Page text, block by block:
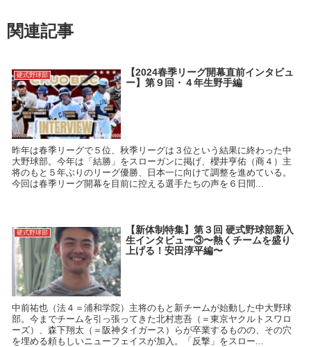
関連記事
硬式野球部
【2024春季リーグ開幕直前インタビュ
ー】第９回・４年生野手編
昨年は春季リーグで５位、秋季リーグは３位という結果に終わった中
大野球部。今年は「結勝」をスローガンに掲げ、櫻井亨佑（商４）主
将のもと５年ぶりのリーグ優勝、日本一に向けて調整を進めている。
今回は春季リーグ開幕を目前に控える選手たちの声を６日間...
硬式野球部
【新体制特集】第３回 硬式野球部新入
生インタビュー③〜熱くチームを盛り
上げる！安田淳平編〜
中前祐也（法４＝浦和学院）主将のもと新チームが始動した中大野球
部。今までチームを引っ張ってきた北村恵吾（＝東京ヤクルトスワロ
ーズ）、森下翔太（＝阪神タイガース）らが卒業するものの、その穴
を埋める頼もしいニューフェイスが加入。「反撃」をスロー...